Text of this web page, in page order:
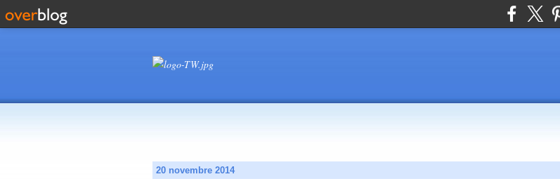
20 novembre 2014